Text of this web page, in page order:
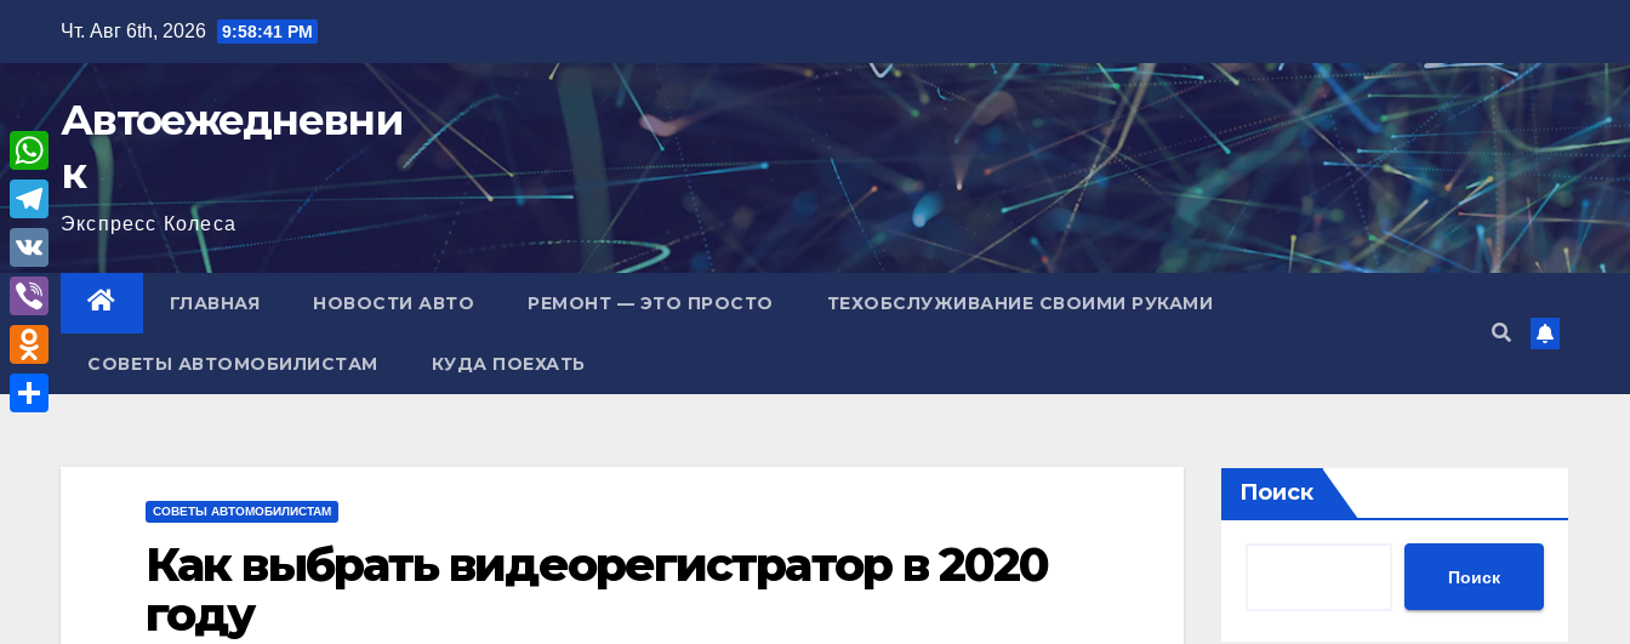
содержимому
Чт. Авг 6th, 2026 9:58:42 PM
Автоежедневни
к
Экспресс Колеса
ГЛАВНАЯ НОВОСТИ АВТО РЕМОНТ — ЭТО ПРОСТО ТЕХОБСЛУЖИВАНИЕ СВОИМИ РУКАМИ
СОВЕТЫ АВТОМОБИЛИСТАМ КУДА ПОЕХАТЬ
СОВЕТЫ АВТОМОБИЛИСТАМ
Как выбрать видеорегистратор в 2020
году
Поиск
Поиск
W
h
a
A
T
e
l
e
g
V
K
V
i
b
O